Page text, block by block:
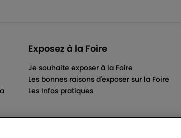
Exposez à la Foire
Je souhaite exposer à la Foire
Les bonnes raisons d'exposer sur la Foire
Les Infos pratiques